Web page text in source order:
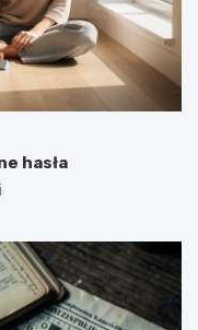
hasła